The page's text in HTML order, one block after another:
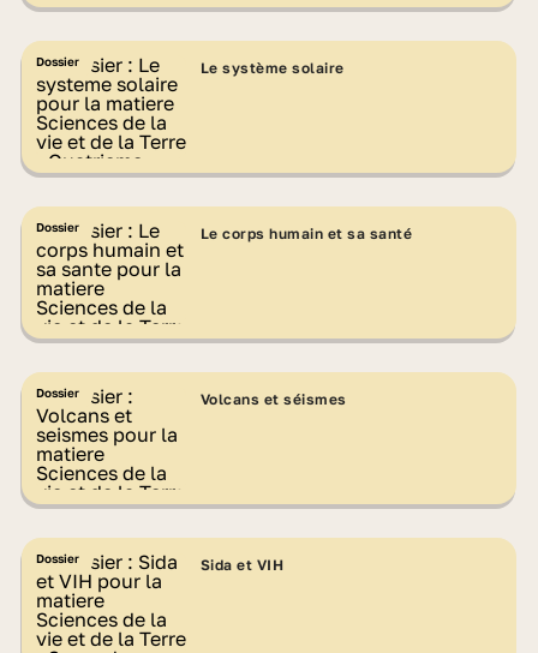
Dossier Le système solaire
Dossier Le corps humain et sa santé
Dossier Volcans et séismes
Dossier Sida et VIH